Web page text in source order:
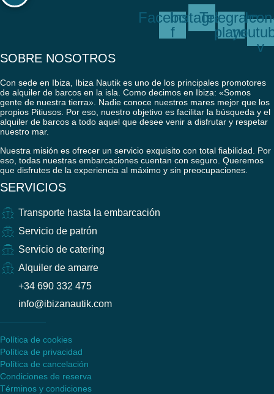
Facebook-
f
Instagram
Telegram-
plane
v
SOBRE NOSOTROS
Con sede en Ibiza, Ibiza Nautik es uno de los principales promotores
de alquiler de barcos en la isla. Como decimos en Ibiza: «Somos
gente de nuestra tierra». Nadie conoce nuestros mares mejor que los
propios Pitiusos. Por eso, nuestro objetivo es facilitar la búsqueda y el
alquiler de barcos a todo aquel que desee venir a disfrutar y respetar
nuestro mar.
Nuestra misión es ofrecer un servicio exquisito con total fiabilidad. Por
eso, todas nuestras embarcaciones cuentan con seguro. Queremos
que disfrutes de la experiencia al máximo y sin preocupaciones.
SERVICIOS
Transporte hasta la embarcación
Servicio de patrón
Servicio de catering
Alquiler de amarre
+34 690 332 475
info@ibizanautik.com
Política de cookies
Política de privacidad
Política de cancelación
Condiciones de reserva
Términos y condiciones